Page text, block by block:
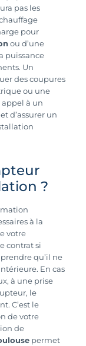
pas les
pour
ou d’une
puissance
Un
des coupures
ou une
appel à un
d’assurer un
?
à la
votre
contrat si
qu’il ne
En cas
à une prise
le
C’est le
de votre
de
permet